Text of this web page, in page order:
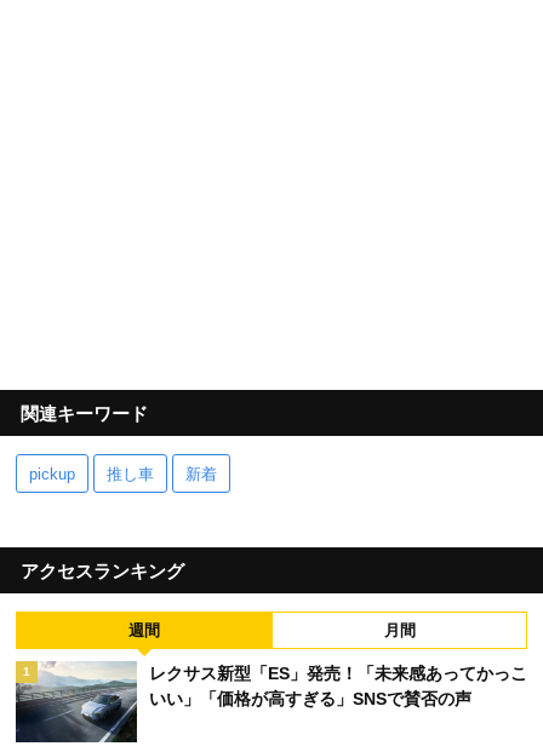
関連キーワード
pickup 推し車 新着
アクセスランキング
週間 月間
1
レクサス新型「ES」発売！「未来感あってかっこ
いい」「価格が高すぎる」SNSで賛否の声